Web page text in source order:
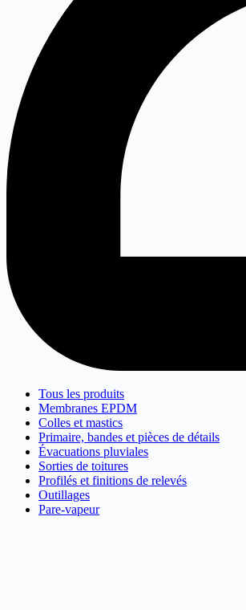
Tous les produits
Membranes EPDM
Colles et mastics
Primaire, bandes et pièces de détails
Évacuations pluviales
Sorties de toitures
Profilés et finitions de relevés
Outillages
Pare-vapeur